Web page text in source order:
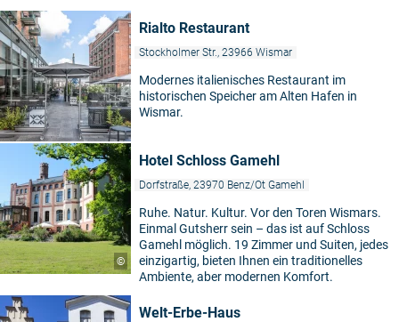
Rialto Restaurant
Stockholmer Str., 23966 Wismar
Modernes italienisches Restaurant im
historischen Speicher am Alten Hafen in
Wismar.
©
Hotel Schloss Gamehl
Dorfstraße, 23970 Benz/Ot Gamehl
Ruhe. Natur. Kultur. Vor den Toren Wismars.
Einmal Gutsherr sein – das ist auf Schloss
Gamehl möglich. 19 Zimmer und Suiten, jedes
einzigartig, bieten Ihnen ein traditionelles
Ambiente, aber modernen Komfort.
Welt-Erbe-Haus